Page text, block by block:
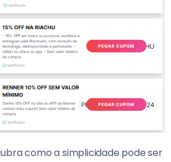
como a simplicidade pode ser